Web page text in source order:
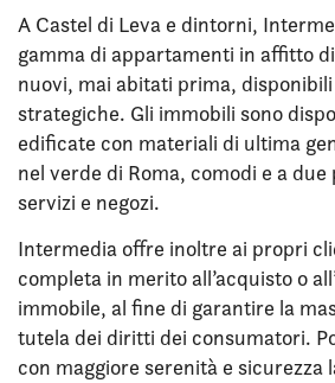
A Castel di Leva e dintorni,
gamma di appartamenti in affitto
nuovi, mai abitati prima,
strategiche. Gli immobili sono
edificate con materiali di ultima
nel verde di Roma, comodi e a due
servizi e negozi.
Intermedia offre inoltre ai propri
completa in merito all’acquisto o
immobile, al fine di garantire la
tutela dei diritti dei consumatori.
con maggiore serenità e sicurezza